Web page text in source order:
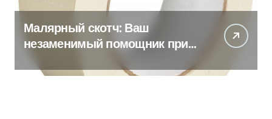
Малярный скотч: Ваш
незаменимый помощник при